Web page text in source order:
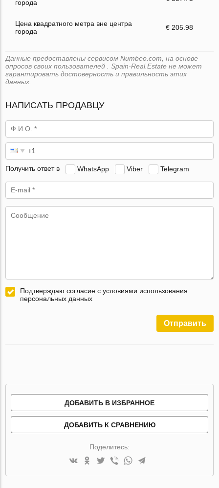
города
Цена квадратного метра вне центра
города
€ 205.98
Данные предоставлены сервисом Numbeo.com, на основе
опросов своих пользователей . Spain-Real.Estate не может
гарантировать достоверность и правильность этих
данных.
НАПИСАТЬ ПРОДАВЦУ
Получить ответ в WhatsApp Viber Telegram
Подтверждаю согласие с условиями использования
персональных данных
Отправить
ДОБАВИТЬ В ИЗБРАННОЕ
ДОБАВИТЬ К СРАВНЕНИЮ
Поделитесь: